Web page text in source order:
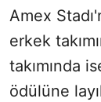
Amex
erkek
takımında
ödülüne